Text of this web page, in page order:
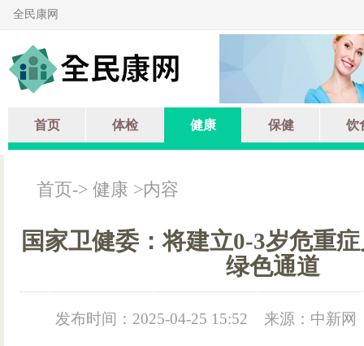
全民康网
首页 体检 健康 保健 饮
首页-> 健康 >内容
国家卫健委：将建立0-3岁危重
绿色通道
发布时间：2025-04-25 15:52 来源：中新网